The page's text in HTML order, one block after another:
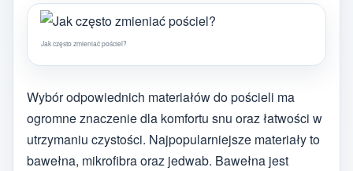
Jak często zmieniać pościel?
Wybór odpowiednich materiałów do pościeli ma
ogromne znaczenie dla komfortu snu oraz łatwości w
utrzymaniu czystości. Najpopularniejsze materiały to
bawełna, mikrofibra oraz jedwab. Bawełna jest